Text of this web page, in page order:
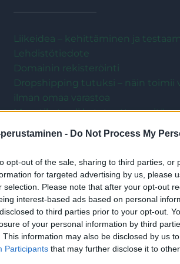
- Do Not Process My
opt-out of the sale, sharing to third parties, or
for targeted advertising by us, please
selection. Please note that after your opt-out
interest-based ads based on personal
to third parties prior to your opt-out.
of your personal information by third
This information may also be disclosed by us
Participants that may further disclose it to
Liikeidea – kehittäminen ja
Lehdistötiedote
Domainin rekisteröinti
Dropshipping tutuksi – näin toimii
ilman omaa varastoa
Myyntikate eli katetuotto – mitä
miten myyntikateprosentti
CRM-järjestelmä ja
pienyrittäjän pitää niistä
Asiakashankinta – mistä ja miten
asiakkaita?
Kaikki artikkelit